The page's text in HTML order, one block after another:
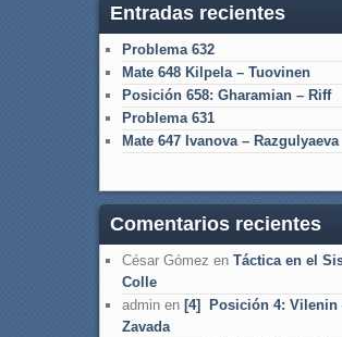
Entradas recientes
Problema 632
Mate 648 Kilpela – Tuovinen
Posición 658: Gharamian – Riff
Problema 631
Mate 647 Ivanova – Razgulyaeva
Comentarios recientes
César Gómez en Táctica en el
Colle
adminen [4] Posición 4: Vilenin
Zavada